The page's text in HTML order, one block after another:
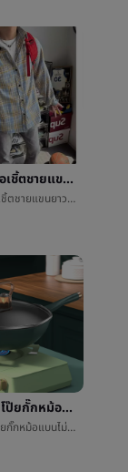
ขัดแตะเสื้อเชิ้ตชายแขนยาวฤดูใบไม้ผลิและฤดูร้อนใหม่ท่าเรือลมRetroสูงถนนinsน้ำขึ้นน้ำลงการ์ดLeisureหลวมเสื้อเชิ้ตเสื้อโค้ท
ขัดแตะเสื้อเชิ้ตชายแขนยาวฤดูใบไม้ผลิและฤดูร้อนใหม่ท่าเรือลมRetroสูงถนนinsน้ำขึ้นน้ำลงการ์ดLeisureหลวมเสื้อเชิ้ตเสื้อโค้ท
แพทย์หินโป๊ยกั๊กหม้อแบนไม่ติดทอดหม้อทอดกะทะทอดหนึ่งหม้อทอดèหม้อไม่ติดหม้อéหม้อไม่ข่อ
แพทย์หินโป๊ยกั๊กหม้อแบนไม่ติดทอดหม้อทอดกะทะทอดหนึ่งหม้อทอดèหม้อไม่ติดหม้อéหม้อไม่ข่อ